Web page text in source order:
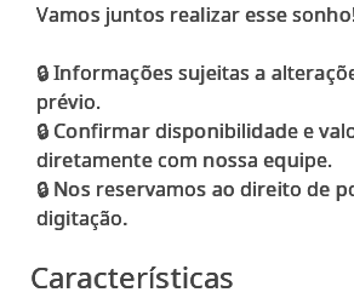
Vamos juntos realizar esse
🔒 Informações sujeitas a
prévio.
🔒 Confirmar disponibilidade e
diretamente com nossa equipe.
🔒 Nos reservamos ao direito de
Características